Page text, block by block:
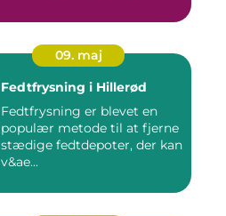
09. maj
Fedtfrysning i Hillerød
Fedtfrysning er blevet en
populær metode til at fjerne
stædige fedtdepoter, der kan
v&ae...